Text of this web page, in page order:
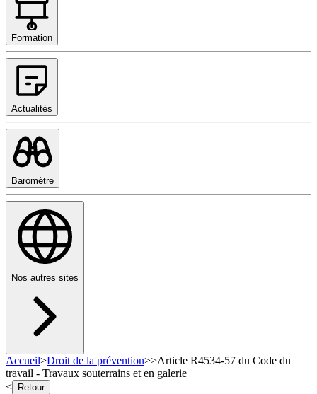
Formation
Actualités
Baromètre
Nos autres sites
Accueil>Droit de la prévention>>Article R4534-57 du Code du
travail - Travaux souterrains et en galerie
<
Retour